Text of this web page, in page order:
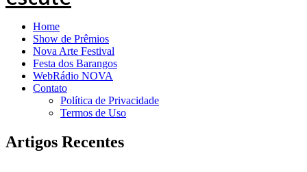
Home
Show de Prêmios
Nova Arte Festival
Festa dos Barangos
WebRádio NOVA
Contato
Política de Privacidade
Termos de Uso
Artigos Recentes